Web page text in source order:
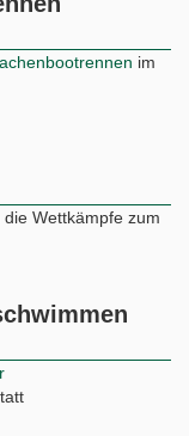
im
Wettkämpfe zum